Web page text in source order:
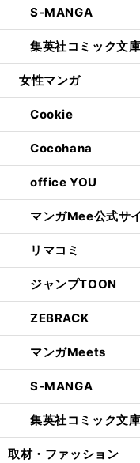
S-MANGA
集英社コミック文庫
女性マンガ
Cookie
Cocohana
office YOU
マンガMee公式サ
リマコミ
ジャンプTOON
ZEBRACK
マンガMeets
S-MANGA
集英社コミック文庫
取材・ファッション